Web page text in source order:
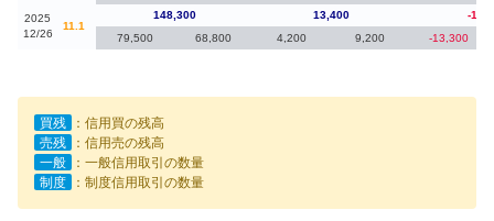
2025
12/26
11.1
148,300 13,400
-
79,500
68,800 4,200 9,200 -13,300
買残
：信用買の残高
売残
：信用売の残高
一般
：一般信用取引の数量
制度
：制度信用取引の数量